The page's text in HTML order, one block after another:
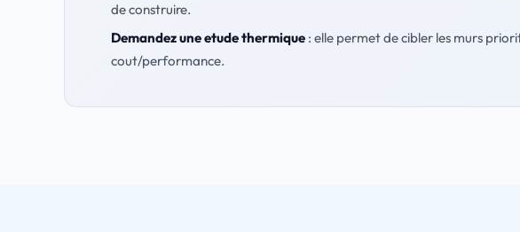
de construire.
Demandez une etude thermique: elle permet de cibler les murs
cout/performance.